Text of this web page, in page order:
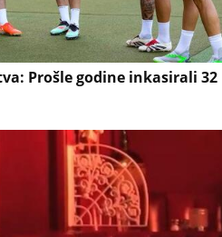
Prošle godine inkasirali 32